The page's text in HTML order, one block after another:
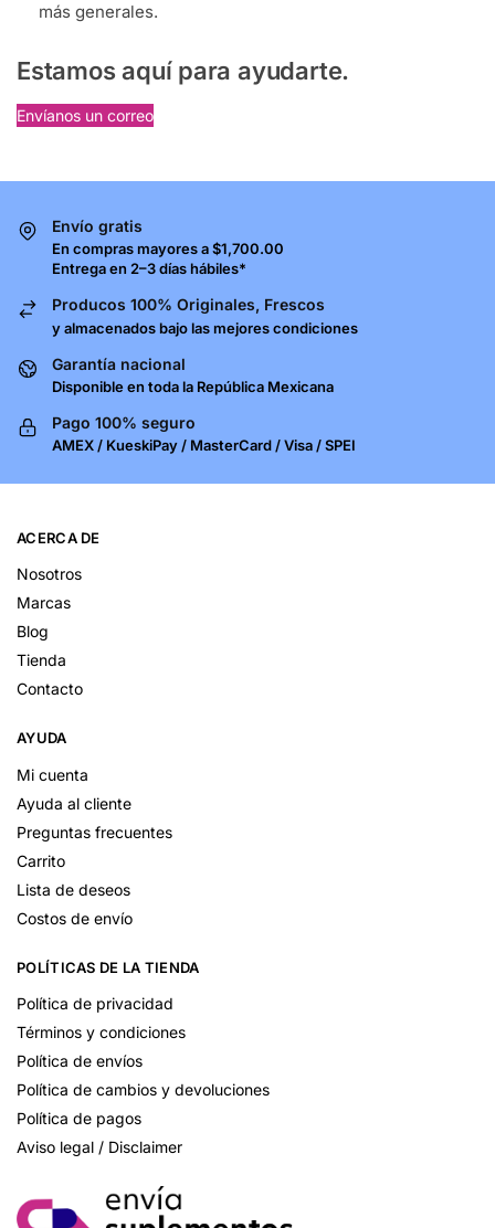
más generales.
Estamos aquí para ayudarte.
Envíanos un correo
Envío gratis
En compras mayores a $1,700.00
Entrega en 2–3 días hábiles*
Producos 100% Originales, Frescos
y almacenados bajo las mejores condiciones
Garantía nacional
Disponible en toda la República Mexicana
Pago 100% seguro
AMEX / KueskiPay / MasterCard / Visa / SPEI
ACERCA DE
Nosotros
Marcas
Blog
Tienda
Contacto
AYUDA
Mi cuenta
Ayuda al cliente
Preguntas frecuentes
Carrito
Lista de deseos
Costos de envío
POLÍTICAS DE LA TIENDA
Política de privacidad
Términos y condiciones
Política de envíos
Política de cambios y devoluciones
Política de pagos
Aviso legal / Disclaimer